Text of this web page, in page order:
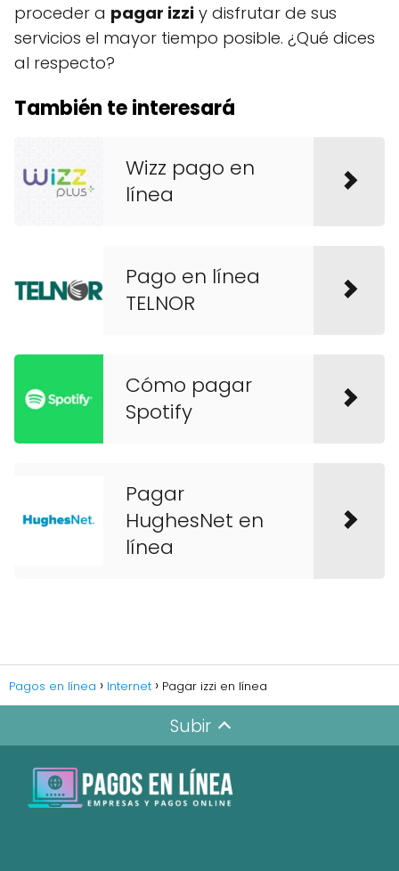
proceder a pagar izzi y disfrutar de sus
servicios el mayor tiempo posible. ¿Qué dices
al respecto?
También te interesará
Wizz pago en
línea
Pago en línea
TELNOR
Cómo pagar
Spotify
Pagar
HughesNet en
línea
Pagos en línea Internet Pagar izzi en línea
Subir